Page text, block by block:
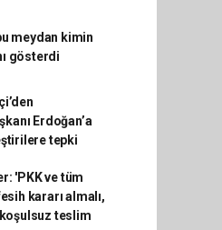
meydan kimin
gösterdi
Erdoğan’a
tepki
'PKK ve tüm
kararı almalı,
koşulsuz teslim